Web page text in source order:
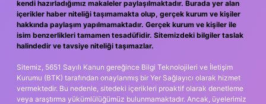
kendi hazırladığımız makaleler paylaşılmaktadır. Burada yer alan
içerikler haber niteliği taşımamakta olup, gerçek kurum ve kişiler
hakkında paylaşım yapılmamaktadır. Gerçek kurum ve kişiler ile
isim benzerlikleri tamamen tesadüfidir. Sitemizdeki bilgiler taslak
halindedir ve tavsiye niteliği taşımazlar.
Sitemiz, 5651 Sayılı Kanun gereğince Bilgi Teknolojileri ve İletişim
Kurumu (BTK) tarafından onaylanmış bir Yer Sağlayıcı olarak hizmet
vermektedir. Bu nedenle, sitedeki içerikleri proaktif olarak denetleme
veya araştırma yükümlülüğümüz bulunmamaktadır. Ancak, üyelerimiz